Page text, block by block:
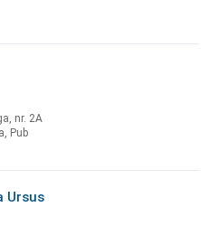
nr. 2A
Pub
Ursus